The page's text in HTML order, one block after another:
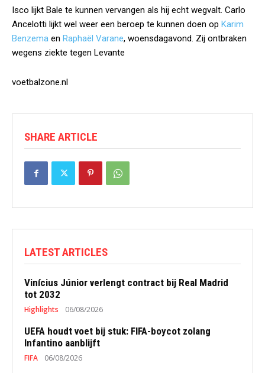
Isco lijkt Bale te kunnen vervangen als hij echt wegvalt. Carlo
Ancelotti lijkt wel weer een beroep te kunnen doen op Karim
Benzema en Raphaël Varane, woensdagavond. Zij ontbraken
wegens ziekte tegen Levante
voetbalzone.nl
SHARE ARTICLE
LATEST ARTICLES
Vinícius Júnior verlengt contract bij Real Madrid
tot 2032
Highlights 06/08/2026
UEFA houdt voet bij stuk: FIFA-boycot zolang
Infantino aanblijft
FIFA 06/08/2026